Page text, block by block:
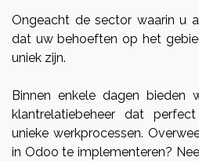
Ongeacht de sector waarin u
dat uw behoeften op het
uniek zijn.
Binnen enkele dagen bieden
klantrelatiebeheer dat
unieke werkprocessen.
in Odoo te implementeren?